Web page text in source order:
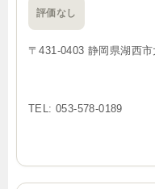
評価なし
〒431-0403 静岡県湖西
TEL: 053-578-0189